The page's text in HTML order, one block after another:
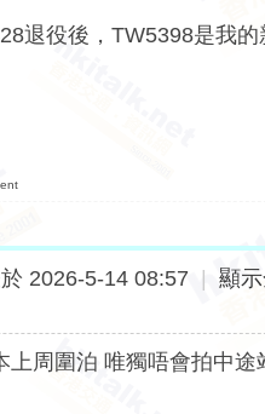
退役後，TW5398是我的
2026-5-14 08:57 顯
上周圍泊 唯獨唔會拍中途